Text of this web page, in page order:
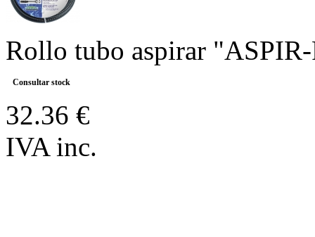
Rollo tubo aspirar
Consultar stock
32.36 €
IVA inc.